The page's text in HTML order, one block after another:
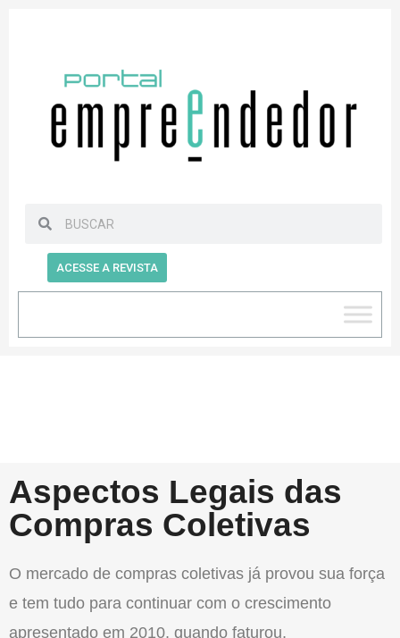
ACESSE A REVISTA
Aspectos Legais das
Compras Coletivas
O mercado de compras coletivas já provou sua força
e tem tudo para continuar com o crescimento
apresentado em 2010, quando faturou,